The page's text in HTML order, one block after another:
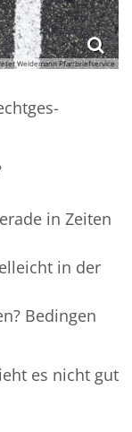
Weidemann Pfarrbriefservice
in Zeiten
in der
Bedingen
es nicht gut